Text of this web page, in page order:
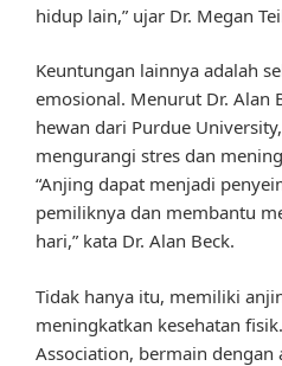
hidup lain,” ujar Dr. Megan
Keuntungan lainnya adalah
emosional. Menurut Dr. Alan
hewan dari Purdue
mengurangi stres dan
“Anjing dapat menjadi
pemiliknya dan membantu
hari,” kata Dr. Alan Beck.
Tidak hanya itu, memiliki
meningkatkan kesehatan
Association, bermain